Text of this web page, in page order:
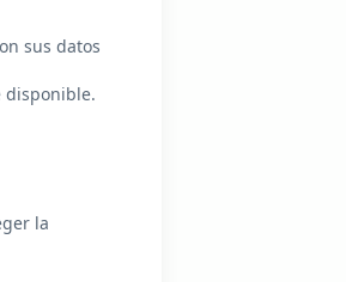
sus datos
disponible.
la